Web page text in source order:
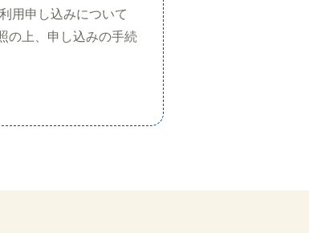
用申し込みについて
の上、申し込みの手続